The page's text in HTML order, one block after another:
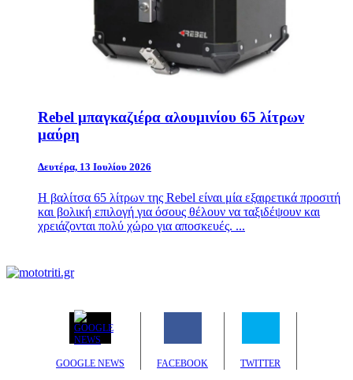
Rebel μπαγκαζιέρα αλουμινίου 65 λίτρων
μαύρη
Δευτέρα, 13 Ιουλίου 2026
Η βαλίτσα 65 λίτρων της Rebel είναι μία εξαιρετικά προσιτή
και βολική επιλογή για όσους θέλουν να ταξιδέψουν και
χρειάζονται πολύ χώρο για αποσκευές. ...
GOOGLE NEWS FACEBOOK TWITTER